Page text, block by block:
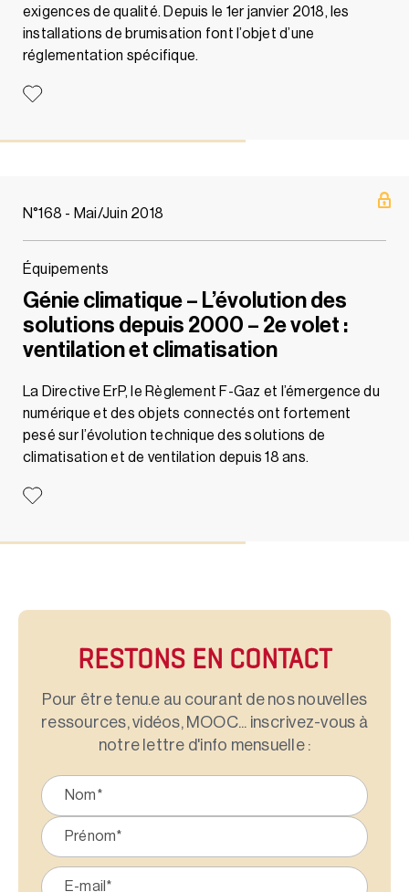
exigences de qualité. Depuis le 1er janvier 2018, les
installations de brumisation font l’objet d’une
réglementation spécifique.
N°168 - Mai/Juin 2018
Équipements
Génie climatique – L’évolution des
solutions depuis 2000 – 2e volet :
ventilation et climatisation
La Directive ErP, le Règlement F-Gaz et l’émergence du
numérique et des objets connectés ont fortement
pesé sur l’évolution technique des solutions de
climatisation et de ventilation depuis 18 ans.
RESTONS EN CONTACT
Pour être tenu.e au courant de nos nouvelles
ressources, vidéos, MOOC... inscrivez-vous à
notre lettre d'info mensuelle :